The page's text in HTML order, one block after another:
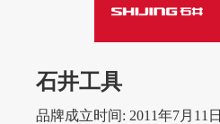
石井工具
品牌成立时间: 2011年7月11日